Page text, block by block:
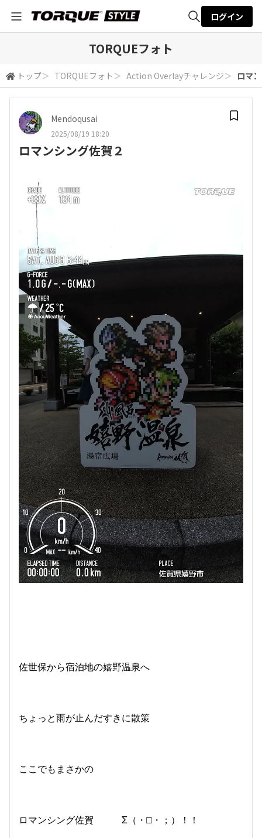
検索
ログイン
TORQUEフォト
トップ＞ TORQUEフォト ＞ Action Overlayチャレンジ＞ ロマ
Mendoqusai
2025/08/19 18:20
ロマンシング佐賀２
佐世保から宿泊地の嬉野温泉へ
ちょっと雨が止んだすきに散策
ここでもまさかの
ロマンシング佐賀 Σ（・□・；）！！